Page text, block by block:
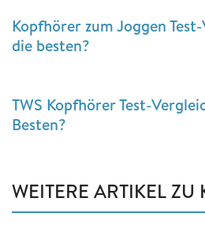
Kopfhörer zum Joggen
die besten?
TWS Kopfhörer Test-
Besten?
WEITERE ARTIKEL ZU